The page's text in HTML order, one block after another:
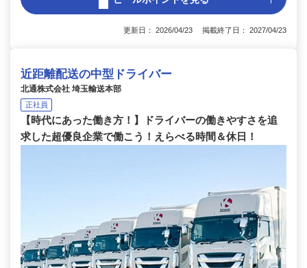
更新日： 2026/04/23 掲載終了日： 2027/04/23
近距離配送の中型ドライバー
北通株式会社 埼玉輸送本部
正社員
【時代にあった働き方！】ドライバーの働きやすさを追
求した超優良企業で働こう！えらべる時間＆休日！